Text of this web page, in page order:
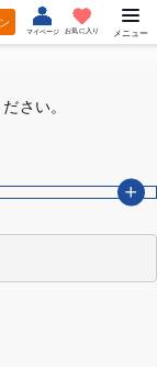
マイページ お気に入り メニュー
さい。